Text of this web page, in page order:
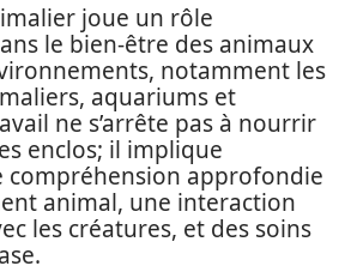
joue un rôle
le bien-être des animaux
notamment les
aquariums et
ne s’arrête pas à nourrir
enclos; il implique
compréhension approfondie
animal, une interaction
les créatures, et des soins